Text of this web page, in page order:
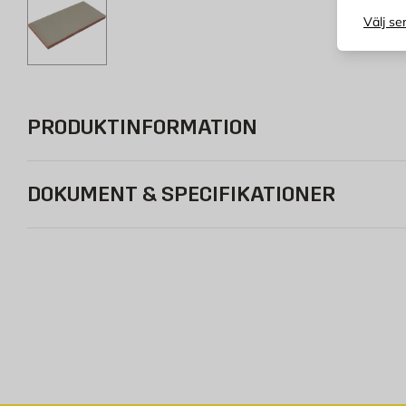
Välj
PRODUKTINFORMATION
DOKUMENT & SPECIFIKATIONER